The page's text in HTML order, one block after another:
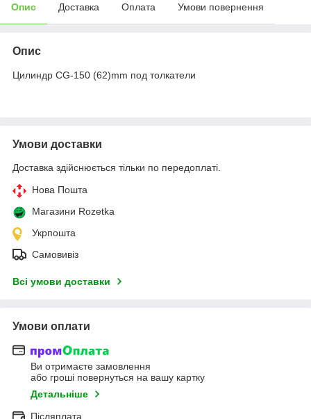
Опис Доставка Оплата Умови повернення
Опис
Цилиндр CG-150 (62)mm под толкатели
Умови доставки
Доставка здійснюється тільки по передоплаті.
Нова Пошта
Магазини Rozetka
Укрпошта
Самовивіз
Всі умови доставки
Умови оплати
Ви отримаєте замовлення
або гроші повернуться на вашу картку
Детальніше
Післяплата